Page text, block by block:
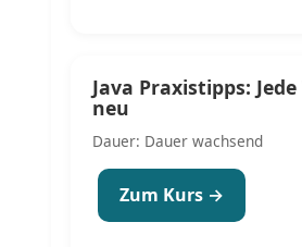
Java Praxistipps:
neu
Dauer: Dauer wachsend
Zum Kurs →